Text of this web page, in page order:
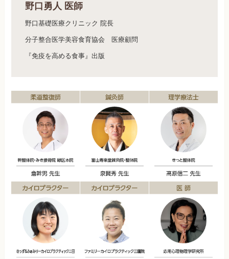
野口勇人 医師
野口基礎医療クリニック 院長
分子整合医学美容食育協会 医療顧問
『免疫を高める食事』出版